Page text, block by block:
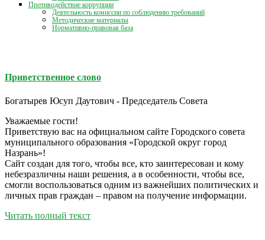
Противодействие коррупции
Деятельность комиссии по соблюдению требований
Методические материалы
Нормативно-правовая база
Приветственное слово
Богатырев Юсуп Даутович - Председатель Совета
Уважаемые гости!
Приветствую вас на официальном сайте Городского совета
муниципального образования «Городской округ город
Назрань»!
Сайт создан для того, чтобы все, кто заинтересован и кому
небезразличны наши решения, а в особенности, чтобы все,
смогли воспользоваться одним из важнейших политических и
личных прав граждан – правом на получение информации.
Читать полный текст